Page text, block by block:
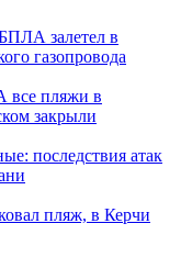
залетел в
газопровода
все пляжи в
закрыли
последствия атак
пляж, в Керчи